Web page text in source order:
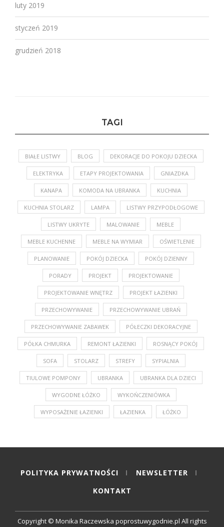
luty 2019
styczeń 2019
grudzień 2018
TAGI
BIAŁE LISTWY BLOG DEKORACJE DO POKOJU DZIECKA
ELEKTRYKA ETAPY PROJEKTOWANIA GNIAZDKA
KANAPA KOMODA NA UBRANKA KUCHNIA
KUCHNIA STOLARZ LAMPA LISTWY PRZYPODŁOGOWE
LISTWY UKRYTE MALOWANIE MEBLE
MEBLE KUCHENNE MEBLE NA WYMIAR OŚWIETLENIE
PLANOWANIE POKÓJ DZIECKA POKÓJ DZIENNY
PORADY PROJEKT PROJEKTOWANIE
PROJEKTOWANIE WNĘTRZ PROJEKT ŁAZIENKI
PRZECHOWYWANIE PRZECHOWYWANIE UBRAŃ
PRZECHOWYWANIE ZABAWEK PÓŁECZKI DEKORACYJNE
PÓŁKA CHMURKA REMONT ŁAZIENKI ROSNĄCY POKÓJ
SOFA STOLARZ STREFY SYPIALNIA
TIULOWE POMPONY UBRANKA UBRANKA DLA DZIECI
WYGODNE ŁÓŻKO WYKOŃCZENIÓWKA
WYPOSAŻENIE ŁAZIENKI ŁAZIENKA ŁÓŻKO
POLITYKA PRYWATNOŚCI
NEWSLETTER
KONTAKT
Copyright © Monika Raczewska poprostuwygodnie.pl All rights